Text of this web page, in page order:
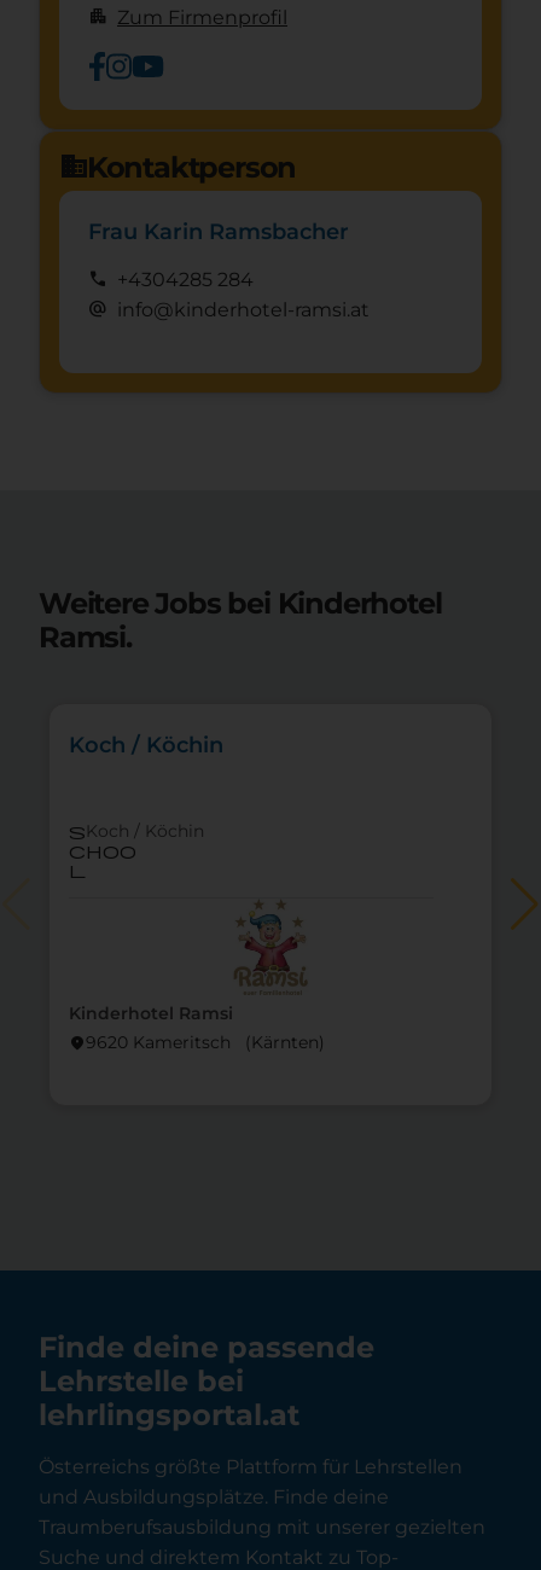
apartment Zum Firmenprofil
domainKontaktperson
Frau Karin Ramsbacher
call +4304285 284
alternate_email info@kinderhotel-ramsi.at
Weitere Jobs bei Kinderhotel
Ramsi.
Kinderhotel Ramsi
location_on9620 Kameritsch (Kärnten)
Koch / Köchin
s
choo
l
Koch / Köchin
Finde deine passende
Lehrstelle bei
lehrlingsportal.at
Österreichs größte Plattform für Lehrstellen
und Ausbildungsplätze. Finde deine
Traumberufsausbildung mit unserer gezielten
Suche und direktem Kontakt zu Top-